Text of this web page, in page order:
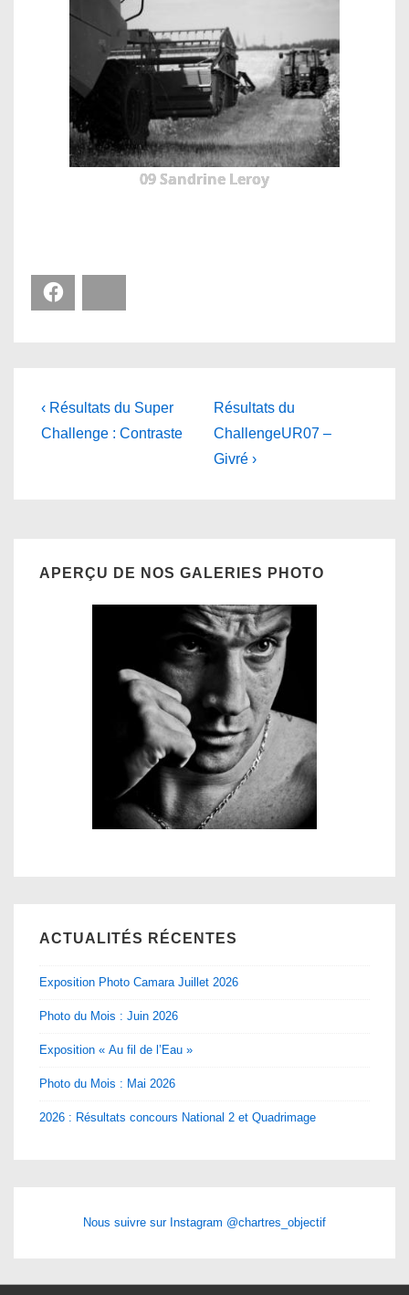
09 Sandrine Leroy
Navigation
de
Previous
Post
‹ Résultats du Super
Challenge : Contraste
Next
Post
is
Résultats du
ChallengeUR07 –
Givré ›
APERÇU DE NOS GALERIES PHOTO
ACTUALITÉS RÉCENTES
Exposition Photo Camara Juillet 2026
Photo du Mois : Juin 2026
Exposition « Au fil de l’Eau »
Photo du Mois : Mai 2026
2026 : Résultats concours National 2 et Quadrimage
Nous suivre sur Instagram @chartres_objectif